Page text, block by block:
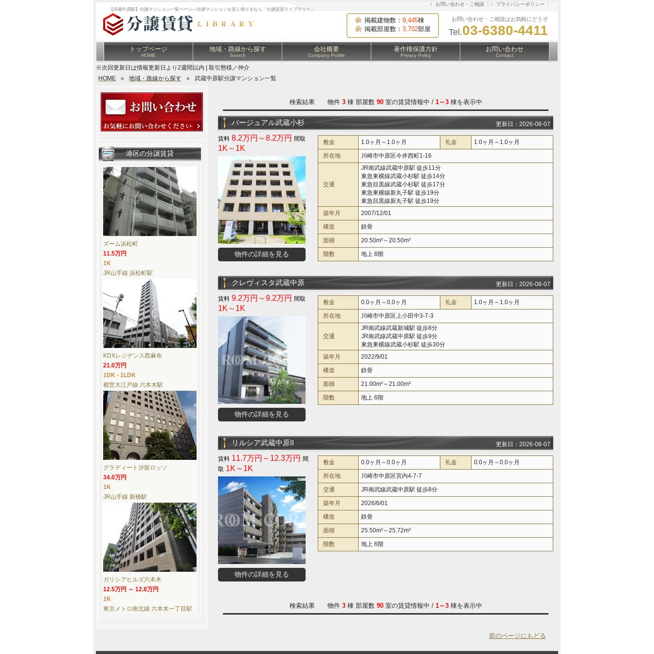
【武蔵中原駅】分譲マンション一覧ページ―分譲マンションを安く借りるなら「分譲賃貸ライブラリー」
掲載建物数： 9,445棟
掲載部屋数： 3,702部屋
お問い合わせ・ご相談はお気軽にどうぞ
Tel.03-6380-4411
お問い合わせ・ご相談 プライバシーポリシー
トップページ
HOME
地域・路線から探す
Search
会社概要
Company Profile
著作権保護方針
Privacy Policy
お問い合わせ
Contact
※次回更新日は情報更新日より2週間以内 | 取引態様／仲介
HOME
» 地域・路線から探す » 武蔵中原駅分譲マンション一覧
検索結果 物件 3棟 部屋数 90室の賃貸情報中 / 1～3棟を表示中
バージュアル武蔵小杉 更新日：2026-08-07
8.2万円～8.2万円
1K～1K
物件の詳細を見る
敷金 1.0ヶ月～1.0ヶ月 礼金
1.0ヶ月～1.0ヶ月
所在地
川崎市中原区今井西町1-16
交通
JR南武線武蔵中原駅 徒歩11分
東急東横線武蔵小杉駅 徒歩14分
東急目黒線武蔵小杉駅 徒歩17分
東急東横線新丸子駅 徒歩19分
東急目黒線新丸子駅 徒歩19分
築年月
2007/12/01
構造
鉄骨
面積
20.50m²～20.50m²
階数
地上 6階
クレヴィスタ武蔵中原 更新日：2026-08-07
9.2万円～9.2万円
1K～1K
物件の詳細を見る
敷金 0.0ヶ月～0.0ヶ月 礼金
1.0ヶ月～1.0ヶ月
所在地
川崎市中原区上小田中3-7-3
交通
JR南武線武蔵新城駅 徒歩8分
JR南武線武蔵中原駅 徒歩9分
東急東横線武蔵小杉駅 徒歩30分
築年月
2022/9/01
構造
鉄骨
面積
21.00m²～21.00m²
階数
地上 6階
リルシア武蔵中原II 更新日：2026-08-07
11.7万円～12.3万円
1K～1K
物件の詳細を見る
敷金 0.0ヶ月～0.0ヶ月 礼金
0.0ヶ月～0.0ヶ月
所在地
川崎市中原区宮内4-7-7
交通
JR南武線武蔵中原駅 徒歩8分
築年月
2026/6/01
構造
鉄骨
面積
25.50m²～25.72m²
階数
地上 6階
検索結果 物件 3棟 部屋数 90室の賃貸情報中 / 1～3棟を表示中
前のページにもどる
港区の分譲賃貸
ズーム浜松町
11.5万円
1K
JR山手線 浜松町駅
KDXレジデンス西麻布
21.0万円
1DK - 1LDK
都営大江戸線 六本木駅
グラディート汐留ロッソ
34.0万円
1K
JR山手線 新橋駅
ガリシアヒルズ六本木
12.5万円 ～ 12.8万円
1K
東京メトロ南北線 六本木一丁目駅